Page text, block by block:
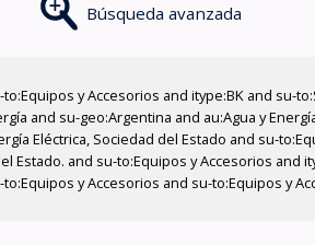
Búsqueda avanzada
y Accesorios and itype:BK and su-
and su-geo:Argentina and au:Agua y
Eléctrica, Sociedad del Estado and su-
Estado. and su-to:Equipos y Accesorios and
y Accesorios and su-to:Equipos y